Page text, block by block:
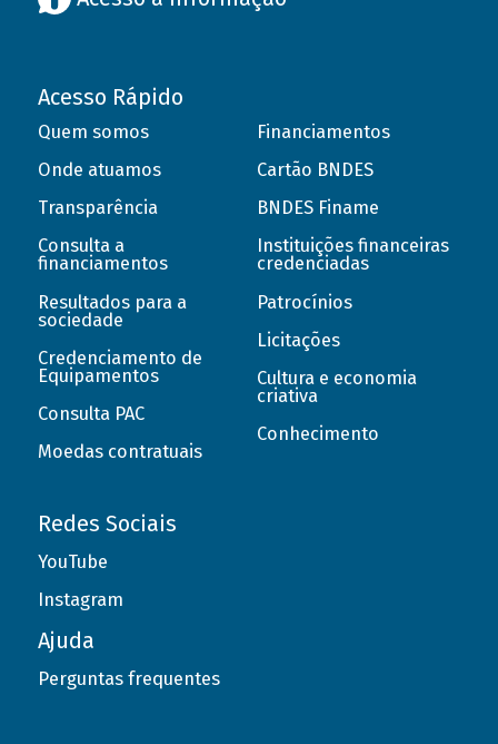
Acesso Rápido
Quem somos
Onde atuamos
Transparência
Consulta a
financiamentos
Resultados para a
sociedade
Credenciamento de
Equipamentos
Consulta PAC
Moedas contratuais
Financiamentos
Cartão BNDES
BNDES Finame
Instituições financeiras
credenciadas
Patrocínios
Licitações
Cultura e economia
criativa
Conhecimento
Redes Sociais
YouTube
Instagram
Ajuda
Perguntas frequentes